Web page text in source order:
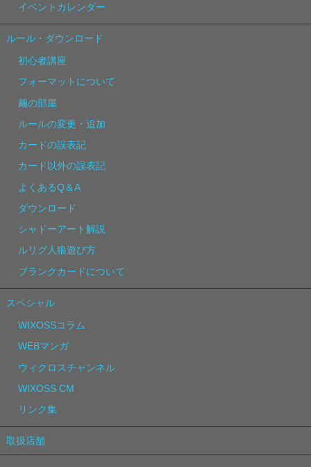
イベントカレンダー
ルール・ダウンロード
初心者講座
フォーマットについて
繭の部屋
ルールの変更・追加
カードの誤表記
カード以外の誤表記
よくあるQ＆A
ダウンロード
シャドーアート解説
ルリグ人狼遊び方
ブランクカードについて
スペシャル
WIXOSSコラム
WEBマンガ
ウィクロスチャンネル
WIXOSS CM
リンク集
取扱店舗